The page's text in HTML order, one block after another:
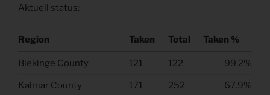
Aktuell status:
Region Taken Total Taken %
Blekinge County 121 122 99.2%
Kalmar County 171 252 67.9%